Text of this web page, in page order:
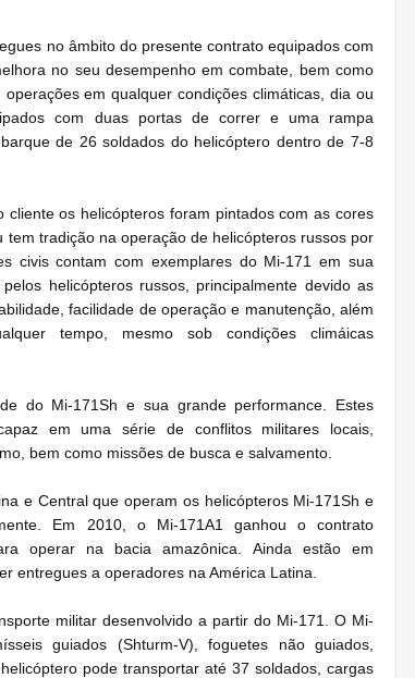
no âmbito do presente contrato equipados com
no seu desempenho em combate, bem como
em qualquer condições climáticas, dia ou
com duas portas de correr e uma rampa
de 26 soldados do helicóptero dentro de 7-8
cliente os helicópteros foram pintados com as cores
tem tradição na operação de helicópteros russos por
civis contam com exemplares do Mi-171 em sua
helicópteros russos, principalmente devido as
facilidade de operação e manutenção, além
tempo, mesmo sob condições climáicas
do Mi-171Sh e sua grande performance. Estes
em uma série de conflitos militares locais,
bem como missões de busca e salvamento.
e Central que operam os helicópteros Mi-171Sh e
Em 2010, o Mi-171A1 ganhou o contrato
operar na bacia amazônica. Ainda estão em
entregues a operadores na América Latina.
militar desenvolvido a partir do Mi-171. O Mi-
guiados (Shturm-V), foguetes não guiados,
pode transportar até 37 soldados, cargas